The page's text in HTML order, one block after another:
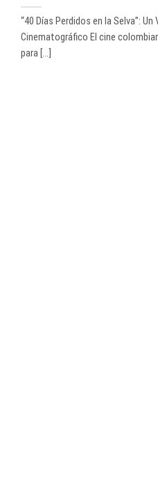
“40 Días Perdidos en la Selva”: Un
Cinematográfico El cine
para [...]